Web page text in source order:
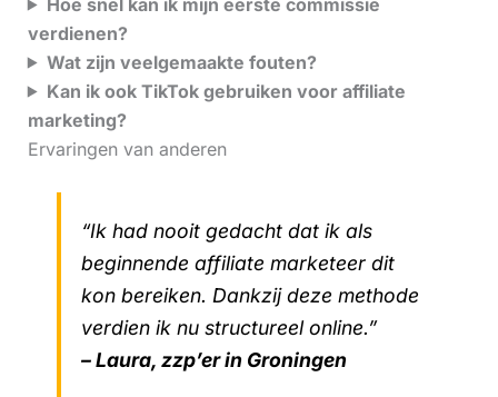
verdienen?
Wat zijn veelgemaakte fouten?
Kan ik ook TikTok gebruiken voor affiliate
marketing?
Ervaringen van anderen
“Ik had nooit gedacht dat ik als
beginnende affiliate marketeer dit
kon bereiken. Dankzij deze methode
verdien ik nu structureel online.”
– Laura, zzp’er in Groningen